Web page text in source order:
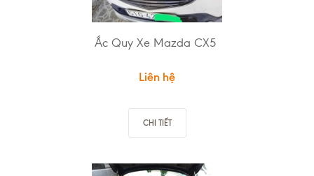
Ắc Quy Xe Mazda CX5
Liên hệ
CHI TIẾT